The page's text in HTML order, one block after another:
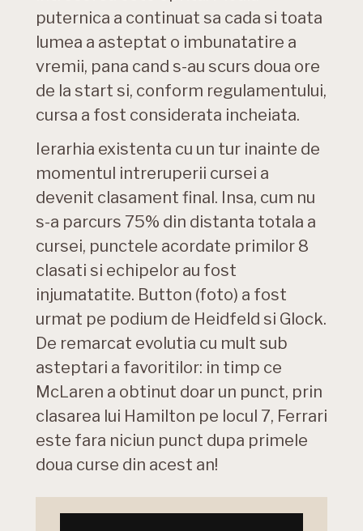
puternica a continuat sa cada si toata
lumea a asteptat o imbunatatire a
vremii, pana cand s-au scurs doua ore
de la start si, conform regulamentului,
cursa a fost considerata incheiata.
Ierarhia existenta cu un tur inainte de
momentul intreruperii cursei a
devenit clasament final. Insa, cum nu
s-a parcurs 75% din distanta totala a
cursei, punctele acordate primilor 8
clasati si echipelor au fost
injumatatite. Button (foto) a fost
urmat pe podium de Heidfeld si Glock.
De remarcat evolutia cu mult sub
asteptari a favoritilor: in timp ce
McLaren a obtinut doar un punct, prin
clasarea lui Hamilton pe locul 7, Ferrari
este fara niciun punct dupa primele
doua curse din acest an!